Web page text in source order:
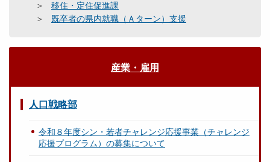
移住・定住促進課
既卒者の県内就職（Ａターン）支援
産業・雇用
人口戦略部
令和８年度シン・若者チャレンジ応援事業（チャレンジ
応援プログラム）の募集について